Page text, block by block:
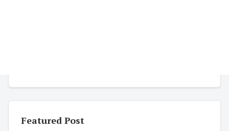
Featured Post